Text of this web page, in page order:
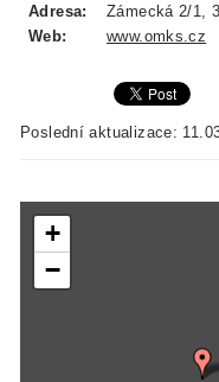
Adresa:
Zámecká 2/1,
Web:
www.omks.cz
Poslední aktualizace:
+
−